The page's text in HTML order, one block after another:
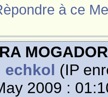
à ce
MOGADOR
echkol (IP
2009 :